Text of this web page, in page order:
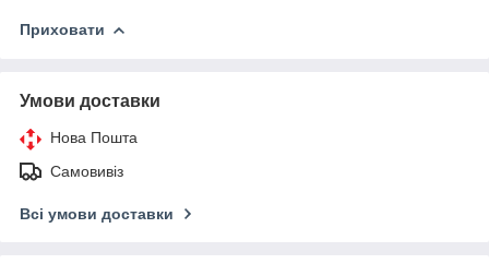
Приховати
Умови доставки
Нова Пошта
Самовивіз
Всі умови доставки